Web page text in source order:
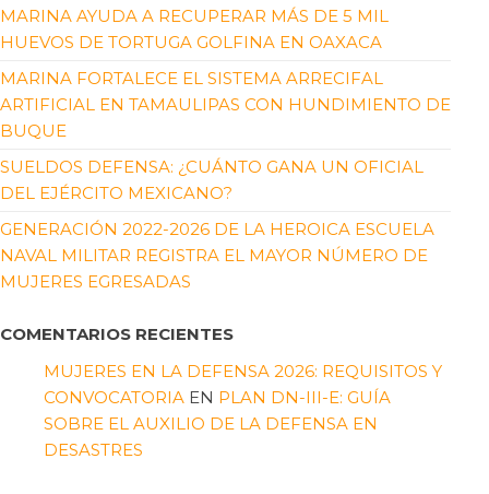
MARINA AYUDA A RECUPERAR MÁS DE 5 MIL
HUEVOS DE TORTUGA GOLFINA EN OAXACA
MARINA FORTALECE EL SISTEMA ARRECIFAL
ARTIFICIAL EN TAMAULIPAS CON HUNDIMIENTO DE
BUQUE
SUELDOS DEFENSA: ¿CUÁNTO GANA UN OFICIAL
DEL EJÉRCITO MEXICANO?
GENERACIÓN 2022-2026 DE LA HEROICA ESCUELA
NAVAL MILITAR REGISTRA EL MAYOR NÚMERO DE
MUJERES EGRESADAS
COMENTARIOS RECIENTES
MUJERES EN LA DEFENSA 2026: REQUISITOS Y
CONVOCATORIA EN PLAN DN-III-E: GUÍA
SOBRE EL AUXILIO DE LA DEFENSA EN
DESASTRES